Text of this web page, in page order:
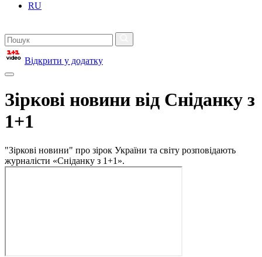
RU
Відкрити у додатку
Зіркові новини від Сніданку з
1+1
"Зіркові новини" про зірок України та світу розповідають
журналісти «Сніданку з 1+1».